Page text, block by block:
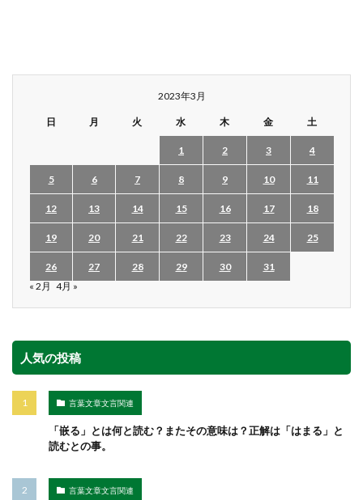
2023年3月
日 月 火 水 木 金 土
1 2 3 4
5 6 7 8 9 10 11
12 13 14 15 16 17 18
19 20 21 22 23 24 25
26 27 28 29 30
31
« 2月 4月 »
人気の投稿
言葉文章文言関連
「嵌る」とは何と読む？またその意味は？正解は「はまる」と
読むとの事。
言葉文章文言関連